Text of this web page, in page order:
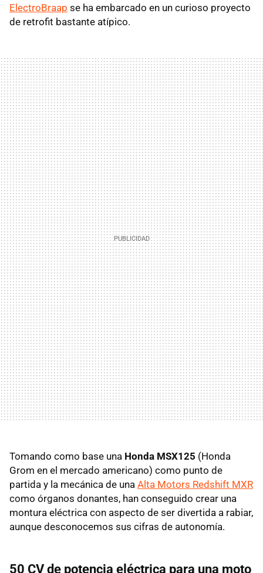
ElectroBraap se ha embarcado en un curioso proyecto
de retrofit bastante atípico.
Tomando como base una Honda MSX125 (Honda
Grom en el mercado americano) como punto de
partida y la mecánica de una Alta Motors Redshift MXR
como órganos donantes, han conseguido crear una
montura eléctrica con aspecto de ser divertida a rabiar,
aunque desconocemos sus cifras de autonomía.
50 CV de potencia eléctrica para una moto